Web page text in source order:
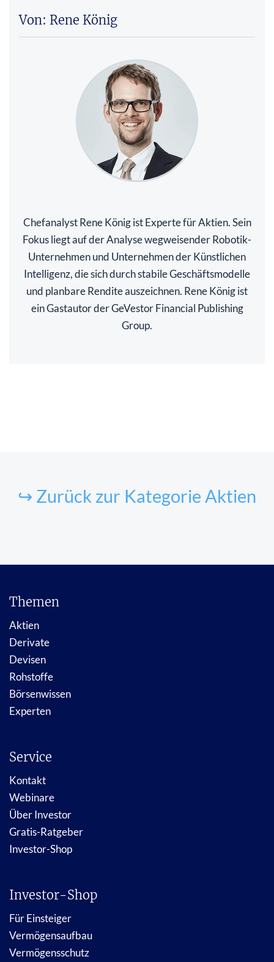
Von: Rene König
Chefanalyst Rene König ist Experte für Aktien. Sein
Fokus liegt auf der Analyse wegweisender Robotik-
Unternehmen und Unternehmen der Künstlichen
Intelligenz, die sich durch stabile Geschäftsmodelle
und planbare Rendite auszeichnen. Rene König ist
ein Gastautor der GeVestor Financial Publishing
Group.
↪ Zurück zur Kategorie Aktien
Themen
Aktien
Derivate
Devisen
Rohstoffe
Börsenwissen
Experten
Service
Kontakt
Webinare
Über Investor
Gratis-Ratgeber
Investor-Shop
Investor-Shop
Für Einsteiger
Vermögensaufbau
Vermögensschutz